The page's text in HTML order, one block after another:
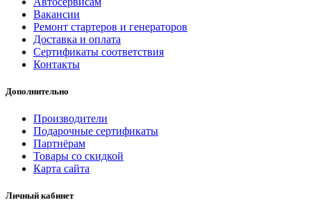
Вакансии
Ремонт стартеров и генераторов
Доставка и оплата
Сертификаты соответствия
Контакты
Дополнительно
Производители
Подарочные сертификаты
Партнёрам
Товары со скидкой
Карта сайта
Личный кабинет